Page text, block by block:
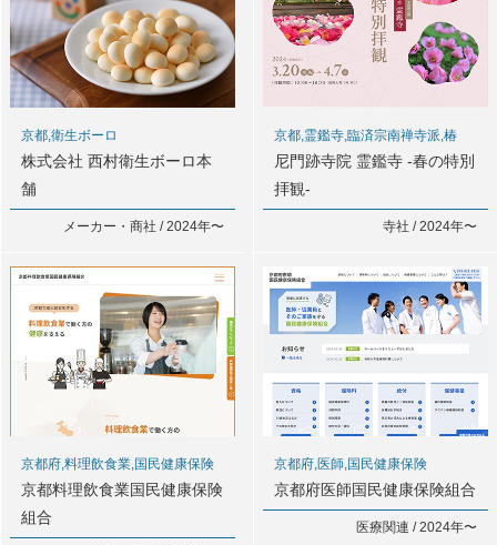
京都,衛生ボーロ
株式会社 西村衛生ボーロ本
舗
メーカー・商社 / 2024年〜
京都,霊鑑寺,臨済宗南禅寺派,椿
尼門跡寺院 霊鑑寺 -春の特別
拝観-
寺社 / 2024年〜
京都府,料理飲食業,国民健康保険
京都料理飲食業国民健康保険
組合
京都府,医師,国民健康保険
京都府医師国民健康保険組合
医療関連 / 2024年〜